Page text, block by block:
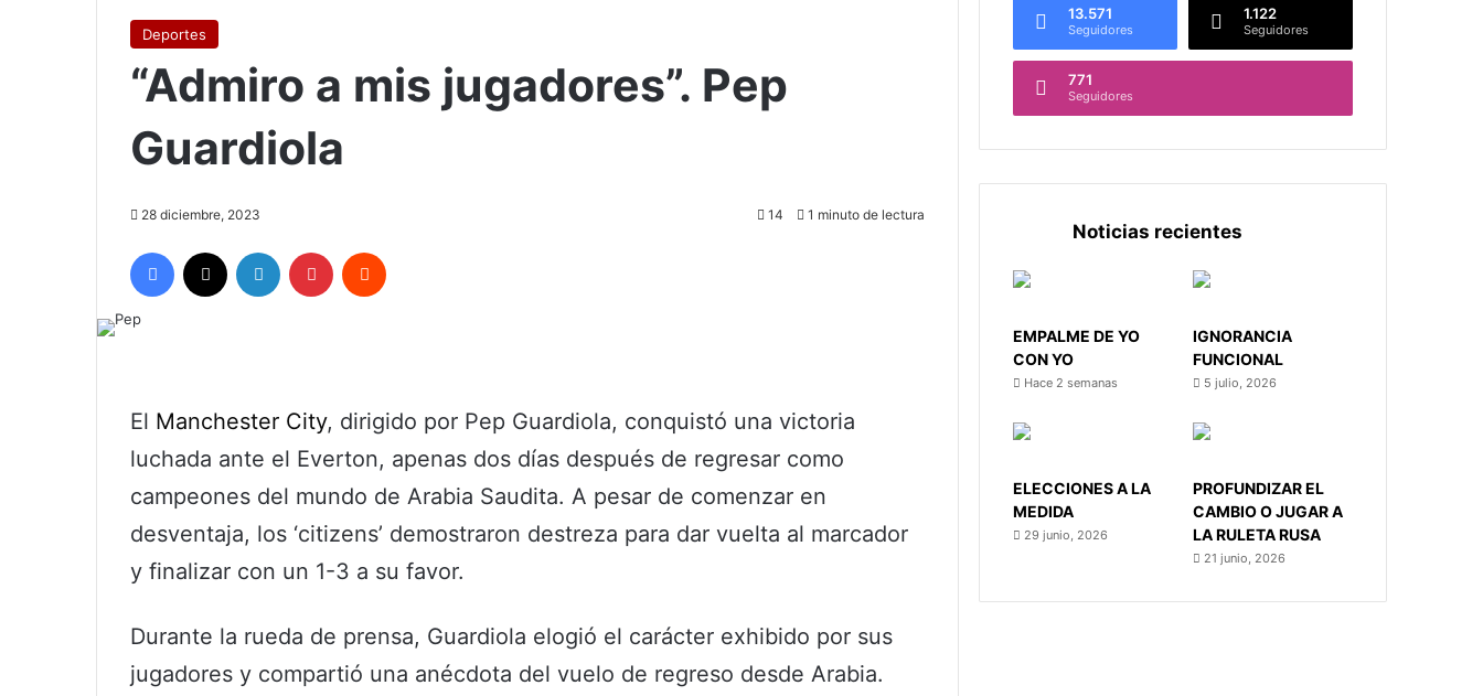
Deportes
“Admiro a mis jugadores”. Pep
Guardiola
28 diciembre, 2023 14 1 minuto de lectura
Facebook LinkedIn Pinterest
El Manchester City, dirigido por Pep Guardiola, conquistó una victoria
luchada ante el Everton, apenas dos días después de regresar como
campeones del mundo de Arabia Saudita. A pesar de comenzar en
desventaja, los ‘citizens’ demostraron destreza para dar vuelta al marcador
y finalizar con un 1-3 a su favor.
Durante la rueda de prensa, Guardiola elogió el carácter exhibido por sus
jugadores y compartió una anécdota del vuelo de regreso desde Arabia.
13.571
Seguidores
1.122
Seguidores
771
Seguidores
Noticias recientes
EMPALME DE YO
CON YO
Hace 2 semanas
IGNORANCIA
FUNCIONAL
5 julio, 2026
ELECCIONES A LA
MEDIDA
29 junio, 2026
PROFUNDIZAR EL
CAMBIO O JUGAR A
LA RULETA RUSA
21 junio, 2026